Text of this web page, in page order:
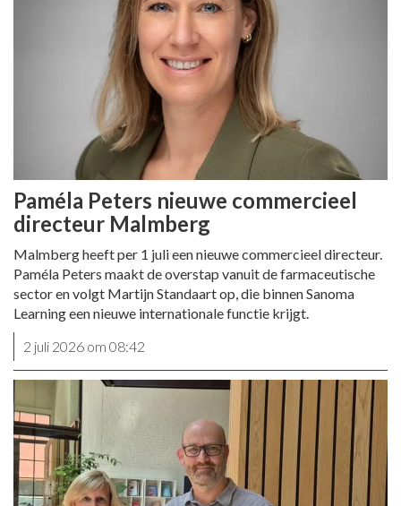
Paméla Peters nieuwe commercieel
directeur Malmberg
Malmberg heeft per 1 juli een nieuwe commercieel directeur.
Paméla Peters maakt de overstap vanuit de farmaceutische
sector en volgt Martijn Standaart op, die binnen Sanoma
Learning een nieuwe internationale functie krijgt.
2 juli 2026 om 08:42